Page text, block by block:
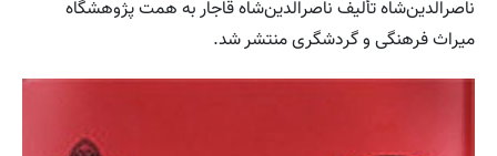
ناصرالدین‌شاه تألیف ناصرالدین‌شاه قاجار به همت پژوهشگاه
میراث فرهنگی و گردشگری منتشر شد.